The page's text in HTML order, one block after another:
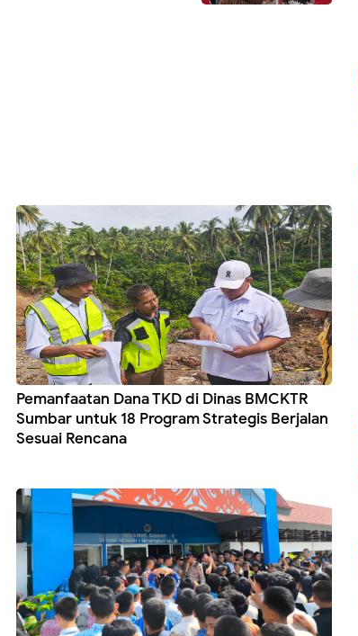
Pemanfaatan Dana TKD di Dinas BMCKTR
Sumbar untuk 18 Program Strategis Berjalan
Sesuai Rencana